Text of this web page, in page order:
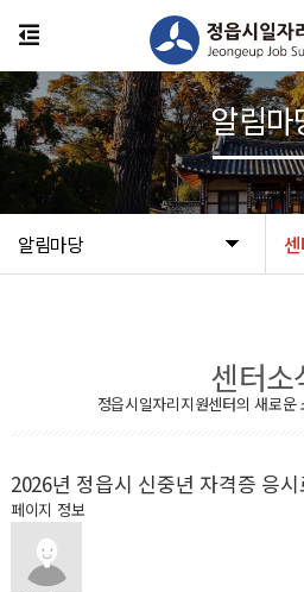
알림마당
알림마
센터소
정읍시일자리지원센터의 새로
2026년 정읍시 신중년 자격증 응
페이지 정보